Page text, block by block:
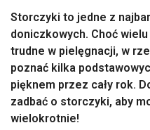
Storczyki to jedne z
doniczkowych. Choć
trudne w pielęgnacji, w
poznać kilka
pięknem przez cały rok.
zadbać o storczyki, aby
wielokrotnie!